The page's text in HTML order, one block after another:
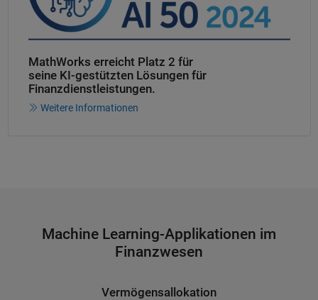
MathWorks erreicht Platz 2 für
seine KI-gestütztenLösungen für
Finanzdienstleistungen.
Weitere Informationen
Machine Learning-Applikationen im
Finanzwesen
Vermögensallokation